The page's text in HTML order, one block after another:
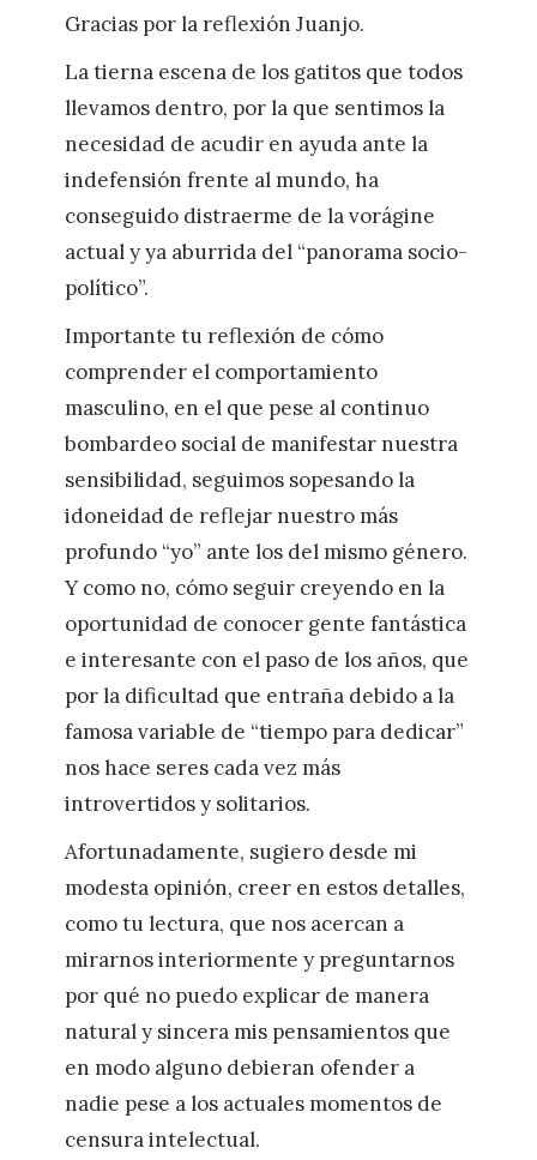
Gracias por la reflexión Juanjo.
La tierna escena de los gatitos que todos
llevamos dentro, por la que sentimos la
necesidad de acudir en ayuda ante la
indefensión frente al mundo, ha
conseguido distraerme de la vorágine
actual y ya aburrida del “panorama socio-
político”.
Importante tu reflexión de cómo
comprender el comportamiento
masculino, en el que pese al continuo
bombardeo social de manifestar nuestra
sensibilidad, seguimos sopesando la
idoneidad de reflejar nuestro más
profundo “yo” ante los del mismo género.
Y como no, cómo seguir creyendo en la
oportunidad de conocer gente fantástica
e interesante con el paso de los años, que
por la dificultad que entraña debido a la
famosa variable de “tiempo para dedicar”
nos hace seres cada vez más
introvertidos y solitarios.
Afortunadamente, sugiero desde mi
modesta opinión, creer en estos detalles,
como tu lectura, que nos acercan a
mirarnos interiormente y preguntarnos
por qué no puedo explicar de manera
natural y sincera mis pensamientos que
en modo alguno debieran ofender a
nadie pese a los actuales momentos de
censura intelectual.